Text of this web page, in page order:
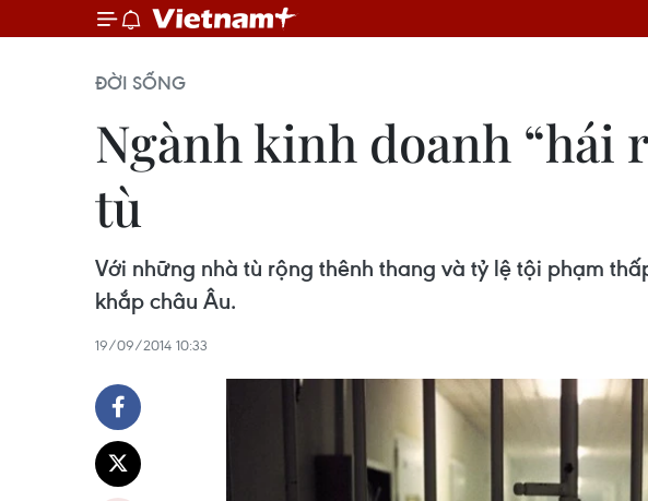
ĐỜI SỐNG
Ngành kinh doanh “hái
tù
Với những nhà tù rộng thênh thang và tỷ lệ tội phạm
khắp châu Âu.
19/09/2014 10:33